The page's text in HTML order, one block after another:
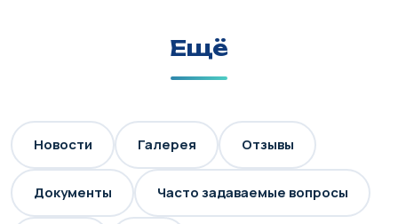
Ещё
Новости Галерея Отзывы
Документы Часто задаваемые вопросы